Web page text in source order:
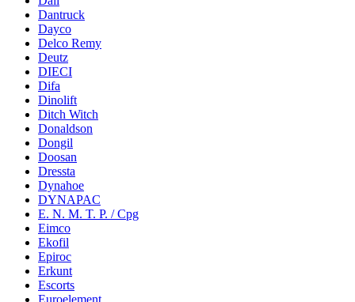
Dantruck
Dayco
Delco Remy
Deutz
DIECI
Difa
Dinolift
Ditch Witch
Donaldson
Dongil
Doosan
Dressta
Dynahoe
DYNAPAC
E. N. M. T. P. / Cpg
Eimco
Ekofil
Epiroc
Erkunt
Escorts
Euroelement